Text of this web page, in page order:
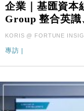
企業｜基匯資本
Group 整合英
KORIS @ FORTUNE
專訪